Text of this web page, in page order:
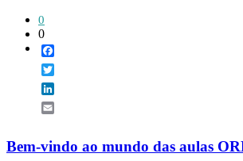
0
0
Bem-vindo ao mundo das aulas